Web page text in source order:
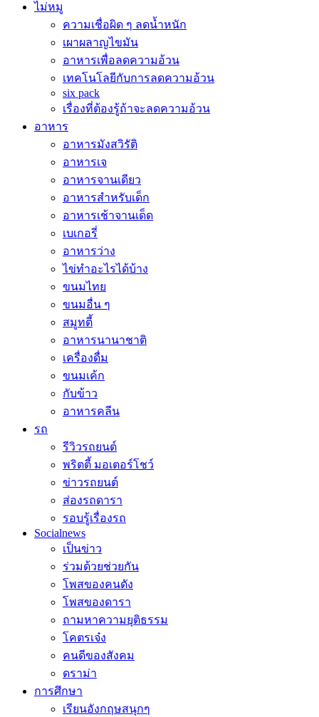
ไม่หมู
ความเชื่อผิด ๆ ลดน้ำหนัก
เผาผลาญไขมัน
อาหารเพื่อลดความอ้วน
เทคโนโลยีกับการลดความอ้วน
six pack
เรื่องที่ต้องรู้ถ้าจะลดความอ้วน
อาหาร
อาหารมังสวิรัติ
อาหารเจ
อาหารจานเดียว
อาหารสำหรับเด็ก
อาหารเช้าจานเด็ด
เบเกอรี่
อาหารว่าง
ไข่ทำอะไรได้บ้าง
ขนมไทย
ขนมอื่น ๆ
สมูทตี้
อาหารนานาชาติ
เครื่องดื่ม
ขนมเค้ก
กับข้าว
อาหารคลีน
รถ
รีวิวรถยนต์
พริตตี้ มอเตอร์โชว์
ข่าวรถยนต์
ส่องรถดารา
รอบรู้เรื่องรถ
Socialnews
เป็นข่าว
ร่วมด้วยช่วยกัน
โพสของคนดัง
โพสของดารา
ถามหาความยุติธรรม
โคตรเจ๋ง
คนดีของสังคม
ดราม่า
การศึกษา
เรียนอังกฤษสนุกๆ